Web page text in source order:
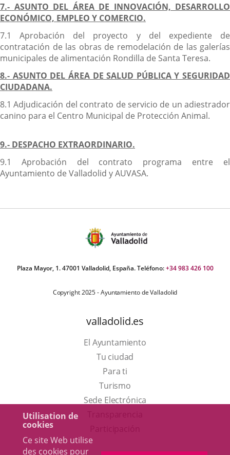
Utilisation de
cookies
Ce site Web utilise
des cookies pour
7.- ASUNTO DEL ÁREA DE INNOVACIÓN, DESARROLLO
ECONÓMICO, EMPLEO Y COMERCIO.
7.1 Aprobación del proyecto y del expediente de
contratación de las obras de remodelación de las galerías
municipales de alimentación Rondilla de Santa Teresa.
8.- ASUNTO DEL ÁREA DE SALUD PÚBLICA Y SEGURIDAD
CIUDADANA.
8.1 Adjudicación del contrato de servicio de un adiestrador
canino para el Centro Municipal de Protección Animal.
9.- DESPACHO EXTRAORDINARIO.
9.1 Aprobación del contrato programa entre el
Ayuntamiento de Valladolid y AUVASA.
Plaza Mayor, 1. 47001 Valladolid, España. Teléfono:+34 983 426 100
Copyright 2025 - Ayuntamiento de Valladolid
valladolid.es
El Ayuntamiento
Tu ciudad
Para ti
TurismoEste
enlace
Sede Electrónica